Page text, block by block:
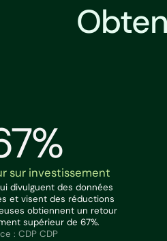
sur investissement
divulguent des données
et visent des réductions
obtiennent un retour
supérieur de 67%.
: CDP CDP